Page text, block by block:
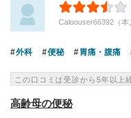
Caloouser66392（本
外科 便秘 胃痛・腹痛
この口コミは受診から5年以上
高齢母の便秘